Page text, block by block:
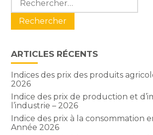
sidebar
ARTICLES RÉCENTS
Indices des prix des produits
2026
Indice des prix de production et
l’industrie – 2026
Indice des prix à la consommation
Année 2026